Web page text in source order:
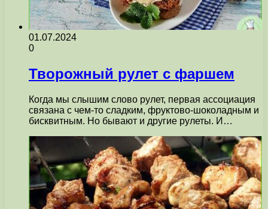
01.07.2024
0
Творожный рулет с фаршем
Когда мы слышим слово рулет, первая ассоциация
связана с чем-то сладким, фруктово-шоколадным и
бисквитным. Но бывают и другие рулеты. И…